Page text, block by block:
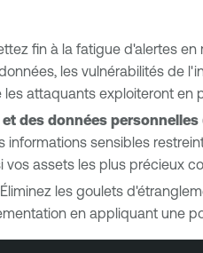
fin à la fatigue d'alertes en
les vulnérabilités de
attaquants exploiteront en
des données personnelles
sensibles
assets les plus précieux
Éliminez les goulets
en appliquant une